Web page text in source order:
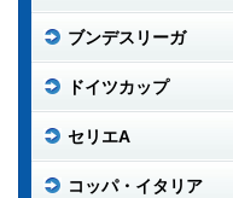
ブンデスリーガ
ドイツカップ
セリエA
コッパ・イタリア